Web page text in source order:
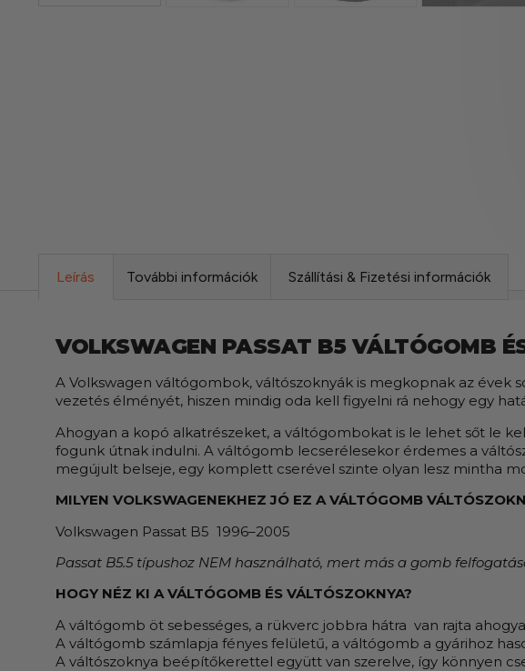
Leírás További információk Szállítási & Fizetési információk
VOLKSWAGEN PASSAT B5 VÁLTÓGOMB
A Volkswagen váltógombok, váltószoknyák is megkopnak az évek
vezetés élményét, hiszen mindig oda kell figyelni rá nehogy egy
Ahogyan a kopó alkatrészeket, a váltógombokat is le lehet sőt le
fogunk útnak indulni. A váltógomb lecserélesekor érdemes a
megújult belseje, egy komplett cserével szinte olyan lesz mintha
MILYEN VOLKSWAGENEKHEZ JÓ EZ A VÁLTÓGOMB
Volkswagen Passat B5 1996–2005
Passat B5.5 típushoz NEM használható, mert más a gomb
HOGY NÉZ KI A VÁLTÓGOMB ÉS VÁLTÓSZOKNYA?
A váltógomb öt sebességes, a rükverc jobbra hátra van rajta
A váltógomb számlapja fényes felületű, a váltógomb a gyárihoz
A váltószoknya beépítőkerettel együtt van szerelve, így könnyen